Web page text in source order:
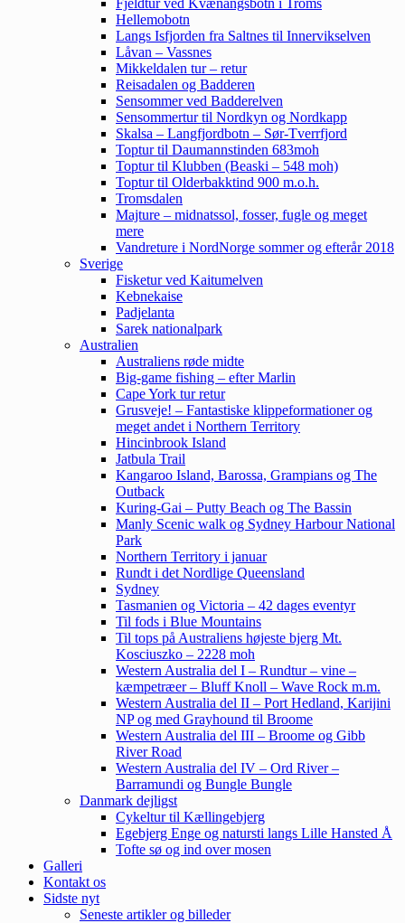
Hellemobotn
Langs Isfjorden fra Saltnes til Innervikselven
Låvan – Vassnes
Mikkeldalen tur – retur
Reisadalen og Badderen
Sensommer ved Badderelven
Sensommertur til Nordkyn og Nordkapp
Skalsa – Langfjordbotn – Sør-Tverrfjord
Toptur til Daumannstinden 683moh
Toptur til Klubben (Beaski – 548 moh)
Toptur til Olderbakktind 900 m.o.h.
Tromsdalen
Majture – midnatssol, fosser, fugle og meget
mere
Vandreture i NordNorge sommer og efterår 2018
Sverige
Fisketur ved Kaitumelven
Kebnekaise
Padjelanta
Sarek nationalpark
Australien
Australiens røde midte
Big-game fishing – efter Marlin
Cape York tur retur
Grusveje! – Fantastiske klippeformationer og
meget andet i Northern Territory
Hincinbrook Island
Jatbula Trail
Kangaroo Island, Barossa, Grampians og The
Outback
Kuring-Gai – Putty Beach og The Bassin
Manly Scenic walk og Sydney Harbour National
Park
Northern Territory i januar
Rundt i det Nordlige Queensland
Sydney
Tasmanien og Victoria – 42 dages eventyr
Til fods i Blue Mountains
Til tops på Australiens højeste bjerg Mt.
Kosciuszko – 2228 moh
Western Australia del I – Rundtur – vine –
kæmpetræer – Bluff Knoll – Wave Rock m.m.
Western Australia del II – Port Hedland, Karijini
NP og med Grayhound til Broome
Western Australia del III – Broome og Gibb
River Road
Western Australia del IV – Ord River –
Barramundi og Bungle Bungle
Danmark dejligst
Cykeltur til Kællingebjerg
Egebjerg Enge og natursti langs Lille Hansted Å
Tofte sø og ind over mosen
Galleri
Kontakt os
Sidste nyt
Seneste artikler og billeder